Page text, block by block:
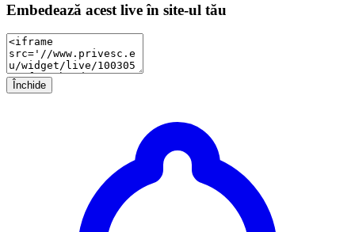
Embedează acest live în site-ul tău
Închide